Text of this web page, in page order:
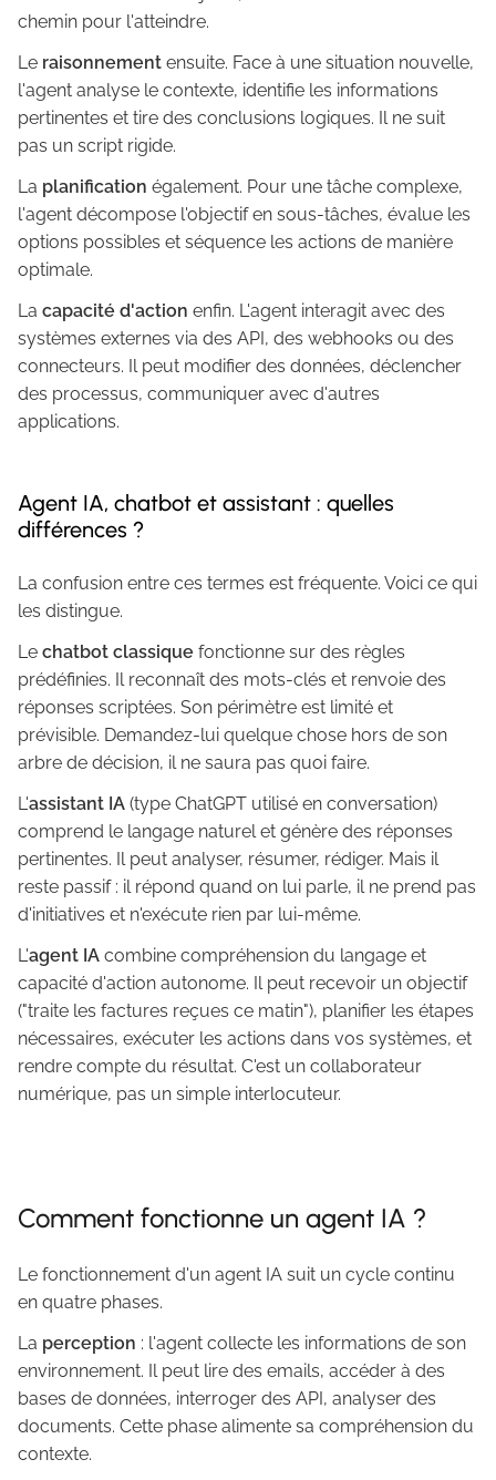
chemin pour l'atteindre.
Le raisonnement ensuite. Face à une situation nouvelle,
l'agent analyse le contexte, identifie les informations
pertinentes et tire des conclusions logiques. Il ne suit
pas un script rigide.
La planification également. Pour une tâche complexe,
l'agent décompose l'objectif en sous-tâches, évalue les
options possibles et séquence les actions de manière
optimale.
La capacité d'action enfin. L'agent interagit avec des
systèmes externes via des API, des webhooks ou des
connecteurs. Il peut modifier des données, déclencher
des processus, communiquer avec d'autres
applications.
Agent IA, chatbot et assistant : quelles
différences ?
La confusion entre ces termes est fréquente. Voici ce qui
les distingue.
Le chatbot classique fonctionne sur des règles
prédéfinies. Il reconnaît des mots-clés et renvoie des
réponses scriptées. Son périmètre est limité et
prévisible. Demandez-lui quelque chose hors de son
arbre de décision, il ne saura pas quoi faire.
L'assistant IA (type ChatGPT utilisé en conversation)
comprend le langage naturel et génère des réponses
pertinentes. Il peut analyser, résumer, rédiger. Mais il
reste passif : il répond quand on lui parle, il ne prend pas
d'initiatives et n'exécute rien par lui-même.
L'agent IA combine compréhension du langage et
capacité d'action autonome. Il peut recevoir un objectif
("traite les factures reçues ce matin"), planifier les étapes
nécessaires, exécuter les actions dans vos systèmes, et
rendre compte du résultat. C'est un collaborateur
numérique, pas un simple interlocuteur.
Comment fonctionne un agent IA ?
Le fonctionnement d'un agent IA suit un cycle continu
en quatre phases.
La perception : l'agent collecte les informations de son
environnement. Il peut lire des emails, accéder à des
bases de données, interroger des API, analyser des
documents. Cette phase alimente sa compréhension du
contexte.